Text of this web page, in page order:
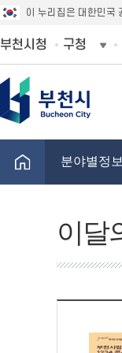
이 누리집은 대한민국
부천시청 구청
분야별정보
이달